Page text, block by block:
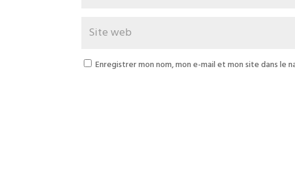
Enregistrer mon nom, mon e-mail et mon site dans le